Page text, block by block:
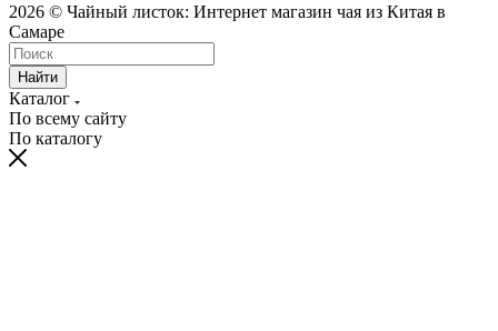
2026 © Чайный листок: Интернет магазин чая из Китая в
Самаре
Найти
Каталог
По всему сайту
По каталогу